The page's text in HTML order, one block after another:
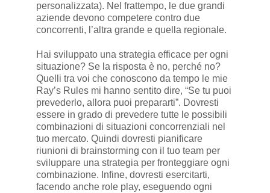
personalizzata). Nel frattempo, le due grandi
aziende devono competere contro due
concorrenti, l’altra grande e quella regionale.
Hai sviluppato una strategia efficace per ogni
situazione? Se la risposta è no, perché no?
Quelli tra voi che conoscono da tempo le mie
Ray’s Rules mi hanno sentito dire, “Se tu puoi
prevederlo, allora puoi prepararti”. Dovresti
essere in grado di prevedere tutte le possibili
combinazioni di situazioni concorrenziali nel
tuo mercato. Quindi dovresti pianificare
riunioni di brainstorming con il tuo team per
sviluppare una strategia per fronteggiare ogni
combinazione. Infine, dovresti esercitarti,
facendo anche role play, eseguendo ogni